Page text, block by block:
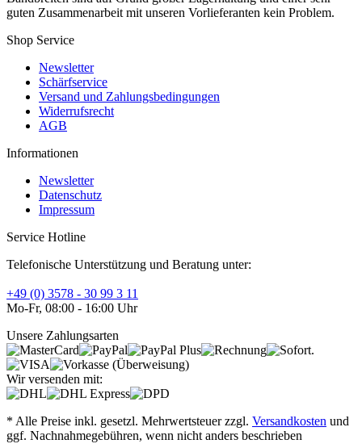
guten Zusammenarbeit mit unseren Vorlieferanten kein Problem.
Shop Service
Newsletter
Schärfservice
Versand und Zahlungsbedingungen
Widerrufsrecht
AGB
Informationen
Newsletter
Datenschutz
Impressum
Service Hotline
Telefonische Unterstützung und Beratung unter:
+49 (0) 3578 - 30 99 3 11
Mo-Fr, 08:00 - 16:00 Uhr
Unsere Zahlungsarten
Wir versenden mit:
* Alle Preise inkl. gesetzl. Mehrwertsteuer zzgl. Versandkosten und
ggf. Nachnahmegebühren, wenn nicht anders beschrieben